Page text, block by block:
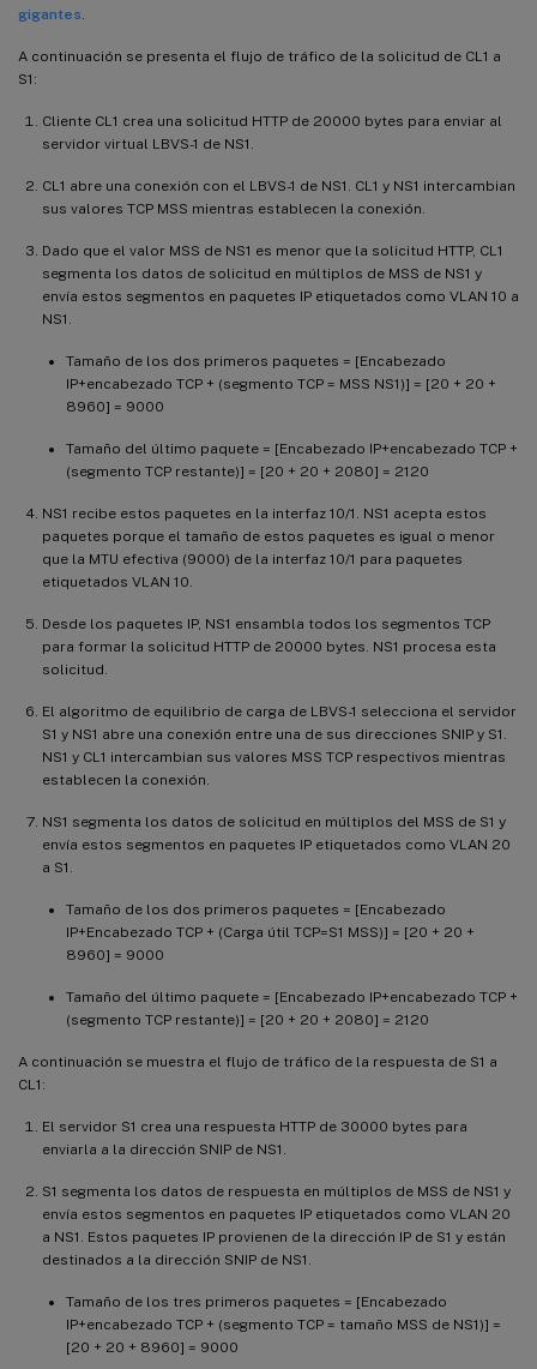
gigantes.
A continuación se presenta el flujo de tráfico de la solicitud de CL1 a
S1:
Cliente CL1 crea una solicitud HTTP de 20000 bytes para enviar al
servidor virtual LBVS-1 de NS1.
CL1 abre una conexión con el LBVS-1 de NS1. CL1 y NS1 intercambian
sus valores TCP MSS mientras establecen la conexión.
Dado que el valor MSS de NS1 es menor que la solicitud HTTP, CL1
segmenta los datos de solicitud en múltiplos de MSS de NS1 y
envía estos segmentos en paquetes IP etiquetados como VLAN 10 a
NS1.
Tamaño de los dos primeros paquetes = [Encabezado
IP+encabezado TCP + (segmento TCP = MSS NS1)] = [20 + 20 +
8960] = 9000
Tamaño del último paquete = [Encabezado IP+encabezado TCP +
(segmento TCP restante)] = [20 + 20 + 2080] = 2120
NS1 recibe estos paquetes en la interfaz 10/1. NS1 acepta estos
paquetes porque el tamaño de estos paquetes es igual o menor
que la MTU efectiva (9000) de la interfaz 10/1 para paquetes
etiquetados VLAN 10.
Desde los paquetes IP, NS1 ensambla todos los segmentos TCP
para formar la solicitud HTTP de 20000 bytes. NS1 procesa esta
solicitud.
El algoritmo de equilibrio de carga de LBVS-1 selecciona el servidor
S1 y NS1 abre una conexión entre una de sus direcciones SNIP y S1.
NS1 y CL1 intercambian sus valores MSS TCP respectivos mientras
establecen la conexión.
NS1 segmenta los datos de solicitud en múltiplos del MSS de S1 y
envía estos segmentos en paquetes IP etiquetados como VLAN 20
a S1.
Tamaño de los dos primeros paquetes = [Encabezado
IP+Encabezado TCP + (Carga útil TCP=S1 MSS)] = [20 + 20 +
8960] = 9000
Tamaño del último paquete = [Encabezado IP+encabezado TCP +
(segmento TCP restante)] = [20 + 20 + 2080] = 2120
A continuación se muestra el flujo de tráfico de la respuesta de S1 a
CL1:
El servidor S1 crea una respuesta HTTP de 30000 bytes para
enviarla a la dirección SNIP de NS1.
S1 segmenta los datos de respuesta en múltiplos de MSS de NS1 y
envía estos segmentos en paquetes IP etiquetados como VLAN 20
a NS1. Estos paquetes IP provienen de la dirección IP de S1 y están
destinados a la dirección SNIP de NS1.
Tamaño de los tres primeros paquetes = [Encabezado
IP+encabezado TCP + (segmento TCP = tamaño MSS de NS1)] =
[20 + 20 + 8960] = 9000